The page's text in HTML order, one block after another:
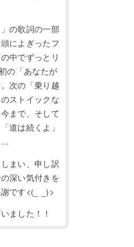
の歌詞の一部
によぎったフ
中でずっとリ
の「あなたが
次の「乗り越
ストイックな
まで、そして
道は続くよ」
…
まい、申し訳
深い気付きを
です<(_ _)>
ました！！